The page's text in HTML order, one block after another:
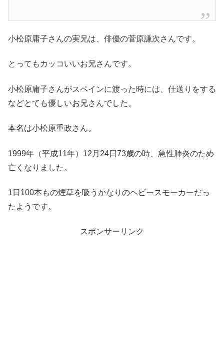
小松原庸子さんの実兄は、俳優の菅原謙次さんです。
とってもカッコいいお兄さんです。
小松原庸子さんがスペインに渡った時には、仕送りをする
などとても優しいお兄さんでした。
本名は小松原重政さん。
1999年（平成11年）12月24日73歳の時、急性肺炎のため
亡くなりました。
1日100本もの煙草を吸うかなりのヘビースモーカーだっ
たようです。
スポンサーリンク